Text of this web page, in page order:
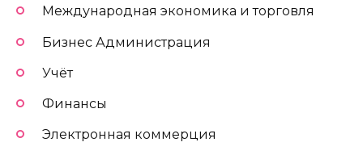
Международная экономика и торговля
Бизнес Администрация
Учёт
Финансы
Электронная коммерция